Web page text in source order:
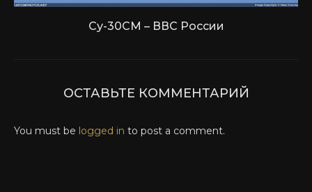
Су-30СМ – ВВС России
ОСТАВЬТЕ КОММЕНТАРИЙ
You must be logged in to post a comment.